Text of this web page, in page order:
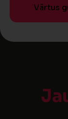
Vārtus